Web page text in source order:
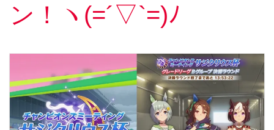
ン！ヽ(=´▽`=)ﾉ